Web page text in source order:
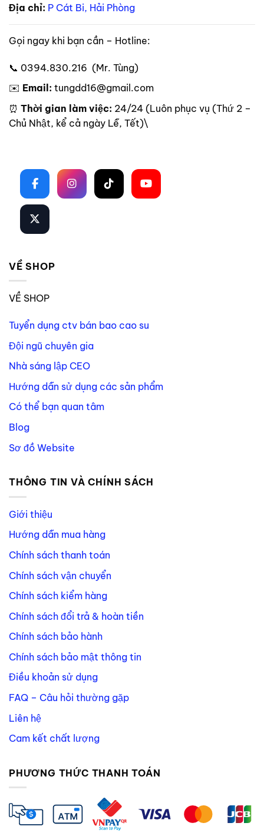
Địa chỉ: P Cát Bi, Hải Phòng
Gọi ngay khi bạn cần – Hotline:
📞 0394.830.216 (Mr. Tùng)
✉️ Email: tungdd16@gmail.com
⏰ Thời gian làm việc: 24/24 (Luôn phục vụ (Thứ 2 –
Chủ Nhật, kể cả ngày Lễ, Tết)\
VỀ SHOP
VỀ SHOP
Tuyển dụng ctv bán bao cao su
Đội ngũ chuyên gia
Nhà sáng lập CEO
Hướng dẫn sử dụng các sản phẩm
Có thể bạn quan tâm
Blog
Sơ đồ Website
THÔNG TIN VÀ CHÍNH SÁCH
Giới thiệu
Hướng dẫn mua hàng
Chính sách thanh toán
Chính sách vận chuyển
Chính sách kiểm hàng
Chính sách đổi trả & hoàn tiền
Chính sách bảo hành
Chính sách bảo mật thông tin
Điều khoản sử dụng
FAQ – Câu hỏi thường gặp
Liên hệ
Cam kết chất lượng
PHƯƠNG THỨC THANH TOÁN